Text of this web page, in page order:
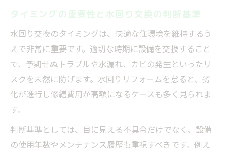
住みながら工事を進めるタイミングの選び
水回りリフォーム住みながら実践するコツ
リフォームのタイミングと生活動線の工夫
家族に優しい水回りリフォーム計画のポイ
ント
交換しない場合の水回りリスクと対策
水回り交換を先送りするタイミングの危険
タイミングの重要性と水回り交換の判断基準
水回り交換のタイミングは、快適な住環境を維持するう
えで非常に重要です。適切な時期に設備を交換すること
で、予期せぬトラブルや水漏れ、カビの発生といったリ
スクを未然に防げます。水回りリフォームを怠ると、劣
化が進行し修繕費用が高額になるケースも多く見られま
す。
判断基準としては、目に見える不具合だけでなく、設備
の使用年数やメンテナンス履歴も重視すべきです。例え